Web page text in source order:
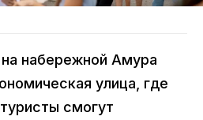
набережной Амура
улица, где
смогут